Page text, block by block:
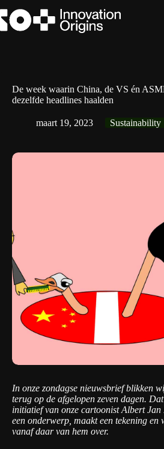
naar
de
De week waarin China, de VS én
dezelfde headlines haalden
maart 19, 2023 Sustainability
In onze zondagse nieuwsbrief blikken
terug op de afgelopen zeven dagen.
initiatief van onze cartoonistAlbert Jan
een onderwerp, maakt een tekening en
vanaf daar van hem over.